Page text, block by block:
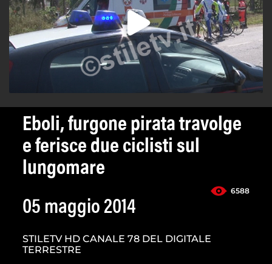
Eboli, furgone pirata travolge
e ferisce due ciclisti sul
lungomare
6588
05 maggio 2014
STILETV HD CANALE 78 DEL DIGITALE
TERRESTRE